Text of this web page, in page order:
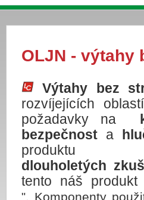
OLJN - výtahy
Výtahy bez
rozvíjejících
požadavky na
bezpečnost a
dlouholetých
tento náš
". Komponenty